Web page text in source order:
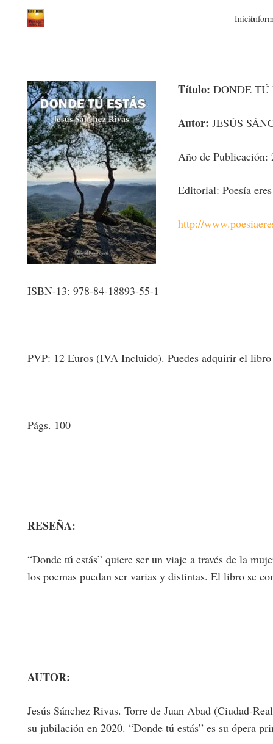
Inicio
Título: DONDE TÚ
Autor: JESÚS
Año de Publicación:
Editorial: Poesía
http://
ISBN-13: 978-84-18893-55-1
PVP: 12 Euros (IVA Incluido). Puedes adquirir el
Págs. 100
RESEÑA:
“Donde tú estás” quiere ser un viaje a través de la
los poemas puedan ser varias y distintas. El libro se
AUTOR:
Jesús Sánchez Rivas. Torre de Juan Abad (Ciudad-
su jubilación en 2020. “Donde tú estás” es su ópera